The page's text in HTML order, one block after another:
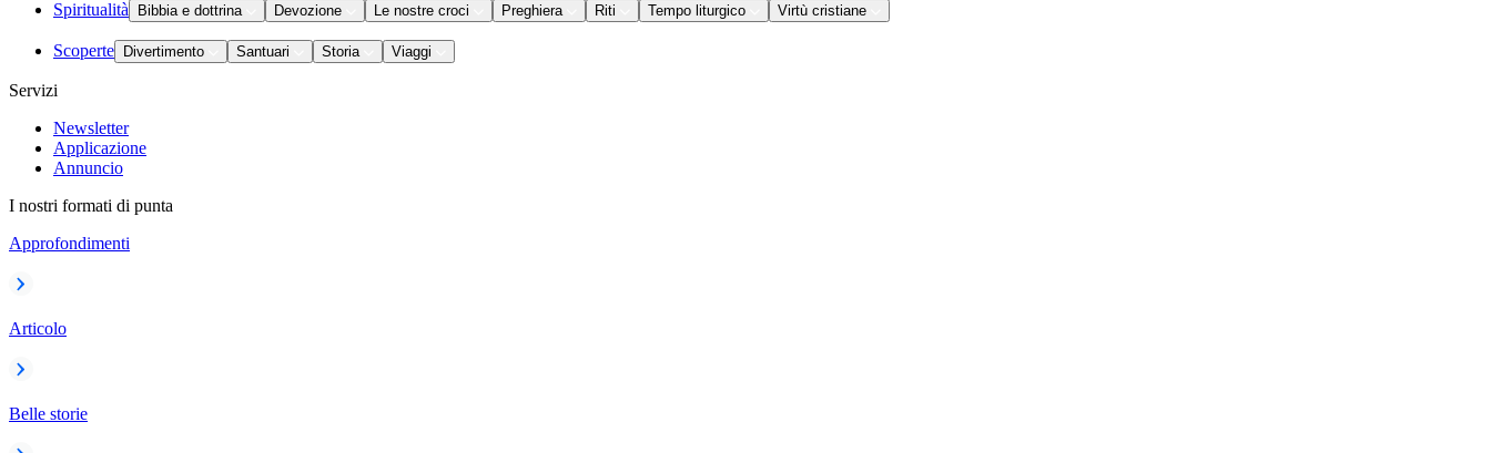
Spiritualità Bibbia e dottrina Devozione Le nostre croci Preghiera Riti Tempo liturgico Virtù cristiane
Scoperte Divertimento Santuari Storia Viaggi
Servizi
Newsletter
Applicazione
Annuncio
I nostri formati di punta
Approfondimenti
Articolo
Belle storie